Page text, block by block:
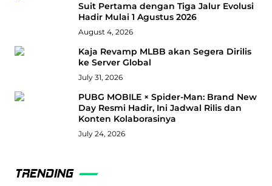
Suit Pertama dengan Tiga Jalur Evolusi
Hadir Mulai 1 Agustus 2026
August 4, 2026
Kaja Revamp MLBB akan Segera Dirilis
ke Server Global
July 31, 2026
PUBG MOBILE × Spider-Man: Brand New
Day Resmi Hadir, Ini Jadwal Rilis dan
Konten Kolaborasinya
July 24, 2026
TRENDING